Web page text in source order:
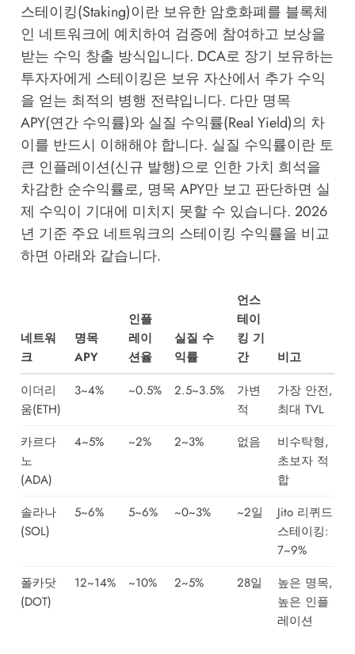
스테이킹(Staking)이란 보유한 암호화폐를 블록체
인 네트워크에 예치하여 검증에 참여하고 보상을
받는 수익 창출 방식입니다. DCA로 장기 보유하는
투자자에게 스테이킹은 보유 자산에서 추가 수익
을 얻는 최적의 병행 전략입니다. 다만 명목
APY(연간 수익률)와 실질 수익률(Real Yield)의 차
이를 반드시 이해해야 합니다. 실질 수익률이란 토
큰 인플레이션(신규 발행)으로 인한 가치 희석을
차감한 순수익률로, 명목 APY만 보고 판단하면 실
제 수익이 기대에 미치지 못할 수 있습니다. 2026
년 기준 주요 네트워크의 스테이킹 수익률을 비교
하면 아래와 같습니다.
네트워
크
명목
APY
인플
레이
션율
실질 수
익률
언스
테이
킹 기
간
비고
이더리
움(ETH)
3~4% ~0.5% 2.5~3.5%
가변
적
가장 안전,
최대 TVL
카르다
노
(ADA)
4~5% ~2% 2~3% 없음
비수탁형,
초보자 적
합
솔라나
(SOL)
5~6% 5~6% ~0~3% ~2일
Jito 리퀴드
스테이킹:
7~9%
폴카닷
(DOT)
12~14% ~10% 2~5% 28일
높은 명목,
높은 인플
레이션